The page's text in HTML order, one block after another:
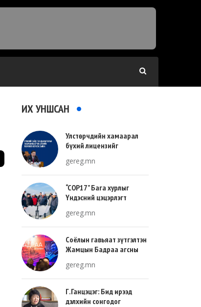
ИХ УНШСАН
Улстөрчдийн хамаарал
бүхий лицензийг
gereg.mn
“COP17” Бага хурлыг
Үндэсний цэцэрлэгт
зохион байгуулна
gereg.mn
Соёлын гавьяат зүтгэлтэн
Жамцын Бадраа агсны
тохиож байна
gereg.mn
Г.Ганцэцэг: Бид ирээд
дэлхийн сонгодог